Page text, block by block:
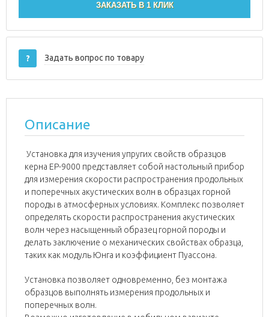
ЗАКАЗАТЬ В 1 КЛИК
? Задать вопрос по товару
Описание
Установка для изучения упругих свойств образцов
керна EP-9000 представляет собой настольный прибор
для измерения скорости распространения продольных
и поперечных акустических волн в образцах горной
породы в атмосферных условиях. Комплекс позволяет
определять скорости распространения акустических
волн через насыщенный образец горной породы и
делать заключение о механических свойствах образца,
таких как модуль Юнга и коэффициент Пуассона.
Установка позволяет одновременно, без монтажа
образцов выполнять измерения продольных и
поперечных волн.